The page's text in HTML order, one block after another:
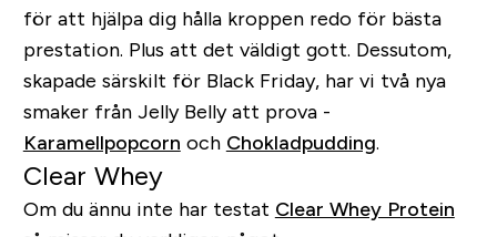
för att hjälpa dig hålla kroppen redo för bästa
prestation. Plus att det väldigt gott. Dessutom,
skapade särskilt för Black Friday, har vi två nya
smaker från Jelly Belly att prova -
Karamellpopcorn och Chokladpudding.
Clear Whey
Om du ännu inte har testat Clear Whey Protein